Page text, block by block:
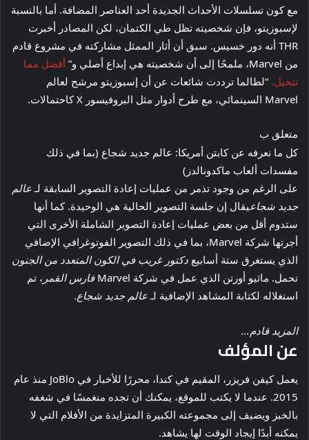
مع كون تسلسلات الأحداث الجديدة أحد العناصر المضافة. أما بالنسبة
لإسبوزيتو، فإن شخصيته تظل طي الكتمان، لكن المصادر أخبرت
THR أنه دور خسيس. سبق أن أثار الممثل مشاركته في مشروع قادم
من Marvel، ملمحًا إلى أن شخصيته هي إبداع أصلي و”
أفضل مما
تتخيل. “لطالما ترددت شائعات عن أن إسبوزيتو مرشح لعالم
Marvel السينمائي، مع طرح أدوار مثل البروفيسور X كاحتمالات.
متعلق ب
كل ما نعرفه عن كابتن أمريكا: عالم جديد شجاع (بما في ذلك
مفسدات ألعاب ماكدونالدز)
على الرغم من وجود تذمر من عمليات إعادة التصوير السابقة لـعالم
جديد شجاعيقال إن جلسة التصوير الحالية هي الوحيدة. كما أنها
ستدوم أقل من بعض عمليات إعادة التصوير الشاملة الأخرى التي
أجرتها شركة Marvel، بما في ذلك التصوير الفوتوغرافي الإضافي
الذي يستغرق ستة أسابيع دكتور غريب في الكون المتعدد من الجنون
تحمل. ماثيو أورتن الذي عمل في شركة Marvel
فارس القمر ، تم
استغلاله لكتابة المشاهد الإضافية لـعالم جديد شجاع.
المزيد قادم…
عن المؤلف
يعمل كيفن فريزر، المقيم في كندا، محررًا للأخبار في JoBlo منذ عام
2015. عندما لا يكتب للموقع، يمكنك أن تجده منغمسًا في شغفه
بالخبز ويضيف إلى مجموعته الكبيرة المتزايدة من الأفلام التي لا
يمكنه أبدًا إيجاد الوقت لها يشاهد.